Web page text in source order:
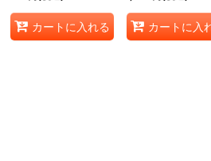
《緑》
カートに入れる カートに入